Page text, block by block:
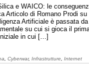
e WAICO: le
Articolo di Romano Prodi
Artificiale è passata
su cui si gioca il
in cui […]
Cyberwar, Infrastrutture Internet